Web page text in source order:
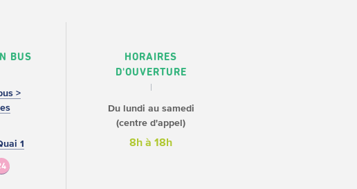
BUS
>
1
HORAIRES
D'OUVERTURE
Du lundi au samedi
(centre d'appel)
8h à 18h